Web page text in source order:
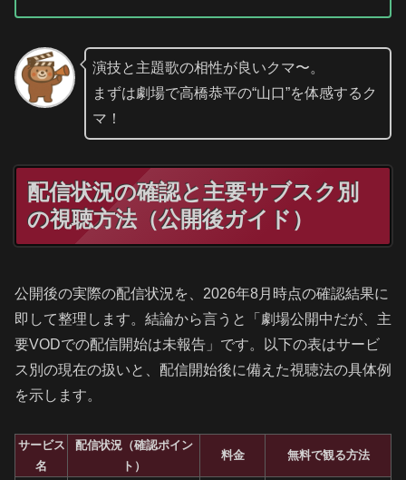
演技と主題歌の相性が良いクマ〜。
まずは劇場で高橋恭平の“山口”を体感するク
マ！
配信状況の確認と主要サブスク別
の視聴方法（公開後ガイド）
公開後の実際の配信状況を、2026年8月時点の確認結果に
即して整理します。結論から言うと「劇場公開中だが、主
要VODでの配信開始は未報告」です。以下の表はサービ
ス別の現在の扱いと、配信開始後に備えた視聴法の具体例
を示します。
サービス
名
配信状況（確認ポイン
ト）
料金 無料で観る方法